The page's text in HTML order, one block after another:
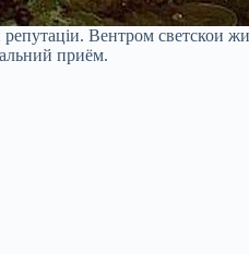
Вентром светскои
приём.